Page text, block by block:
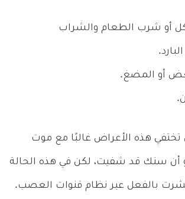
أو شرب الطعام والشراب
أو المضغ.
هذه الأعراض غالبًا مع موت
أن سنك قد شفيت، لكن في هذه الحالة
بالفعل عبر نظام قنوات العصب.